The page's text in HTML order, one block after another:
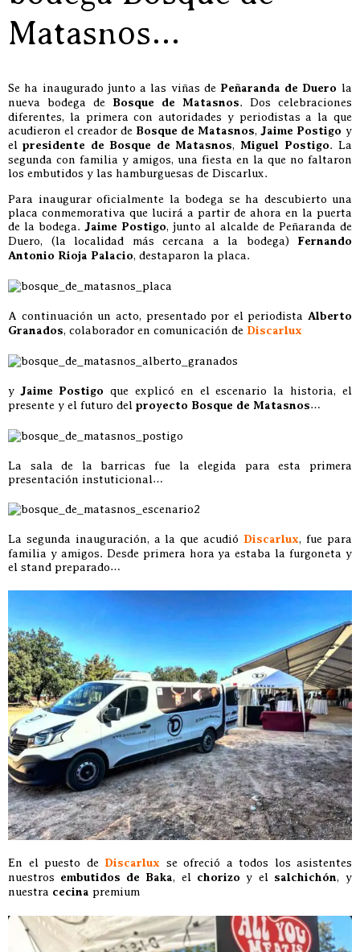
Matasnos…
Se ha inaugurado junto a las viñas de Peñaranda de Duero la
nueva bodega de Bosque de Matasnos. Dos celebraciones
diferentes, la primera con autoridades y periodistas a la que
acudieron el creador de Bosque de Matasnos, Jaime Postigo y
el presidente de Bosque de Matasnos, Miguel Postigo. La
segunda con familia y amigos, una fiesta en la que no faltaron
los embutidos y las hamburguesas de Discarlux.
Para inaugurar oficialmente la bodega se ha descubierto una
placa conmemorativa que lucirá a partir de ahora en la puerta
de la bodega. Jaime Postigo, junto al alcalde de Peñaranda de
Duero, (la localidad más cercana a la bodega) Fernando
Antonio Rioja Palacio, destaparon la placa.
A continuación un acto, presentado por el periodista Alberto
Granados, colaborador en comunicación de Discarlux
y Jaime Postigo que explicó en el escenario la historia, el
presente y el futuro del proyecto Bosque de Matasnos…
La sala de la barricas fue la elegida para esta primera
presentación instuticional…
La segunda inauguración, a la que acudió Discarlux, fue para
familia y amigos. Desde primera hora ya estaba la furgoneta y
el stand preparado…
En el puesto de Discarlux se ofreció a todos los asistentes
nuestros embutidos de Baka, el chorizo y el salchichón, y
nuestra cecina premium